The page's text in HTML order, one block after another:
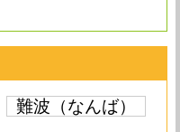
難波（なんば）